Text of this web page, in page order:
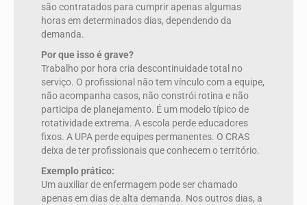
são contratados para cumprir apenas algumas
horas em determinados dias, dependendo da
demanda.
Por que isso é grave?
Trabalho por hora cria descontinuidade total no
serviço. O profissional não tem vínculo com a equipe,
não acompanha casos, não constrói rotina e não
participa de planejamento. É um modelo típico de
rotatividade extrema. A escola perde educadores
fixos. A UPA perde equipes permanentes. O CRAS
deixa de ter profissionais que conhecem o território.
Exemplo prático:
Um auxiliar de enfermagem pode ser chamado
apenas em dias de alta demanda. Nos outros dias, a